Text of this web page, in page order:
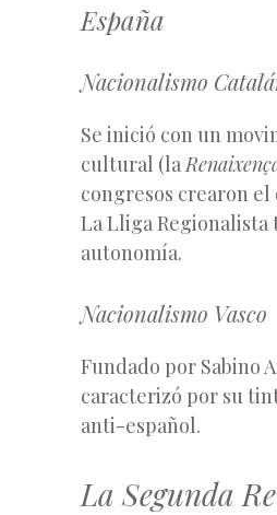
España
Nacionalismo
Se inició con un
cultural (la
congresos crearon
La Lliga Regionalista
autonomía.
Nacionalismo Vasco
Fundado por Sabino
caracterizó por su
anti-español.
La Segunda